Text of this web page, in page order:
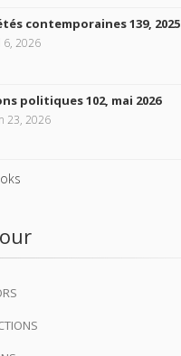
contemporaines 139, 2025
6, 2026
politiques 102, mai 2026
23, 2026